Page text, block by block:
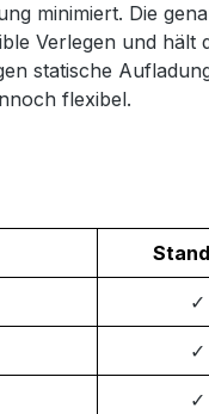
minimiert. Die
Verlegen und
statische
flexibel.
✓
✓
✓